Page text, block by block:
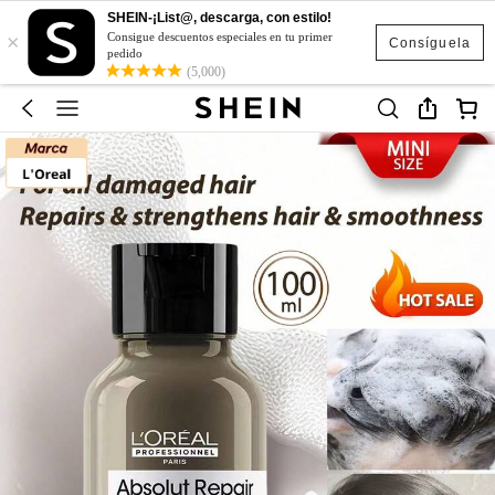
Consíguela
×
SHEIN-¡List@, descarga, con estilo!
Consigue descuentos especiales en tu primer
pedido
(5,000)